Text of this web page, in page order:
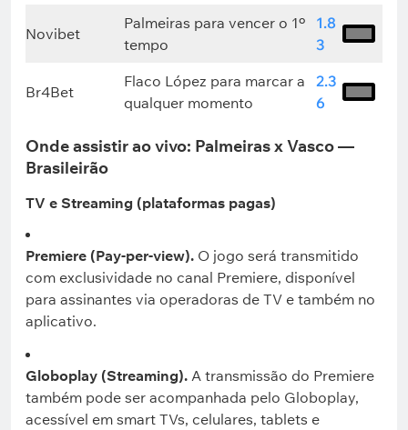
Novibet
Palmeiras para vencer o 1º
tempo
1.8
3
Br4Bet
Flaco López para marcar a
qualquer momento
2.3
6
Onde assistir ao vivo: Palmeiras x Vasco —
Brasileirão
TV e Streaming (plataformas pagas)
Premiere (Pay-per-view). O jogo será transmitido
com exclusividade no canal Premiere, disponível
para assinantes via operadoras de TV e também no
aplicativo.
Globoplay (Streaming). A transmissão do Premiere
também pode ser acompanhada pelo Globoplay,
acessível em smart TVs, celulares, tablets e